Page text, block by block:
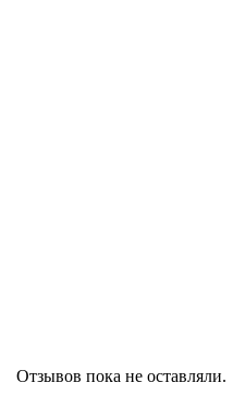
Отзывов пока не оставляли.